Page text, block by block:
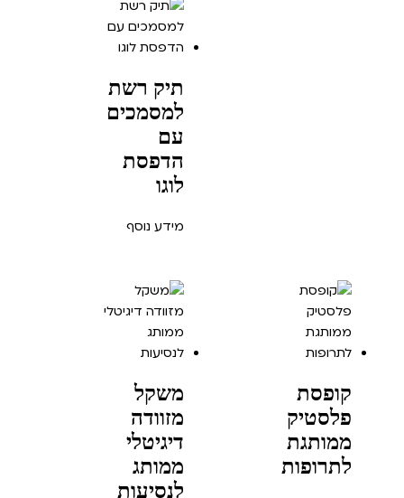
תיק רשת
למסמכים
עם
הדפסת
לוגו
מידע נוסף
קופסת
פלסטיק
ממותגת
לתרופות
משקל
מזוודה
דיגיטלי
ממותג
לנסיעות